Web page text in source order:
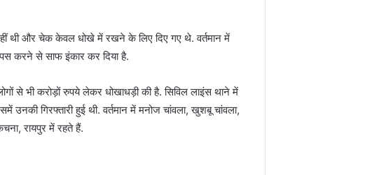
नहीं थी और चेक केवल धोखे में रखने के लिए दिए गए थे. वर्तमान में
करने से साफ इंकार कर दिया है.
से भी करोड़ों रुपये लेकर धोखाधड़ी की है. सिविल लाइंस थाने में
उनकी गिरफ्तारी हुई थी. वर्तमान में मनोज चांवला, खुशबू चांवला,
रायपुर में रहते हैं.